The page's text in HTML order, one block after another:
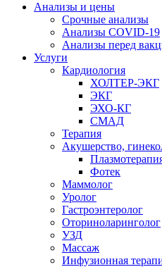
Анализы и цены
Срочные анализы
Анализы COVID-19
Анализы перед
Услуги
Кардиология
ХОЛТЕР-ЭКГ
ЭКГ
ЭХО-КГ
СМАД
Терапия
Акушерство,
Фотек
Маммолог
Уролог
Гастроэнтеролог
Оториноларинголог
УЗД
Массаж
Инфузионная